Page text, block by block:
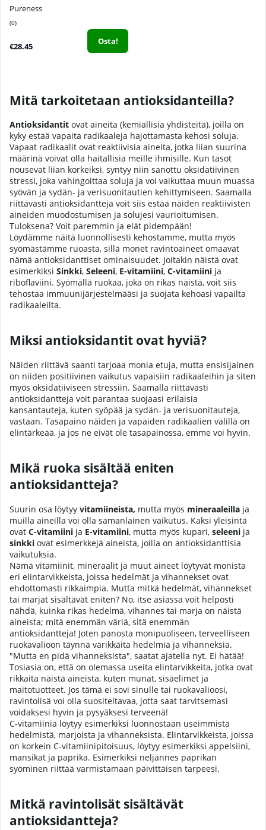
Pureness
0
€28.45 Osta!
Mitä tarkoitetaan antioksidanteilla?
Antioksidantit ovat aineita (kemiallisia yhdisteitä), joilla on
kyky estää vapaita radikaaleja hajottamasta kehosi soluja.
Vapaat radikaalit ovat reaktiivisia aineita, jotka liian suurina
määrinä voivat olla haitallisia meille ihmisille. Kun tasot
nousevat liian korkeiksi, syntyy niin sanottu oksidatiivinen
stressi, joka vahingoittaa soluja ja voi vaikuttaa muun muassa
syövän ja sydän- ja verisuonitautien kehittymiseen. Saamalla
riittävästi antioksidantteja voit siis estää näiden reaktiivisten
aineiden muodostumisen ja solujesi vaurioitumisen.
Tuloksena? Voit paremmin ja elät pidempään!
Löydämme näitä luonnollisesti kehostamme, mutta myös
syömästämme ruoasta, sillä monet ravintoaineet omaavat
nämä antioksidanttiset ominaisuudet. Joitakin näistä ovat
esimerkiksi Sinkki, Seleeni, E-vitamiini, C-vitamiini ja
riboflaviini. Syömällä ruokaa, joka on rikas näistä, voit siis
tehostaa immuunijärjestelmääsi ja suojata kehoasi vapailta
radikaaleilta.
Miksi antioksidantit ovat hyviä?
Näiden riittävä saanti tarjoaa monia etuja, mutta ensisijainen
on niiden positiivinen vaikutus vapaisiin radikaaleihin ja siten
myös oksidatiiviseen stressiin. Saamalla riittävästi
antioksidantteja voit parantaa suojaasi erilaisia
kansantauteja, kuten syöpää ja sydän- ja verisuonitauteja,
vastaan. Tasapaino näiden ja vapaiden radikaalien välillä on
elintärkeää, ja jos ne eivät ole tasapainossa, emme voi hyvin.
Mikä ruoka sisältää eniten
antioksidantteja?
Suurin osa löytyy vitamiineista, mutta myös mineraaleilla ja
muilla aineilla voi olla samanlainen vaikutus. Kaksi yleisintä
ovat C-vitamiini ja E-vitamiini, mutta myös kupari, seleeni ja
sinkki ovat esimerkkejä aineista, joilla on antioksidanttisia
vaikutuksia.
Nämä vitamiinit, mineraalit ja muut aineet löytyvät monista
eri elintarvikkeista, joissa hedelmät ja vihannekset ovat
ehdottomasti rikkaimpia. Mutta mitkä hedelmät, vihannekset
tai marjat sisältävät eniten? No, itse asiassa voit helposti
nähdä, kuinka rikas hedelmä, vihannes tai marja on näistä
aineista; mitä enemmän väriä, sitä enemmän
antioksidantteja! Joten panosta monipuoliseen, terveelliseen
ruokavalioon täynnä värikkäitä hedelmiä ja vihanneksia.
"Mutta en pidä vihanneksista", saatat ajatella nyt. Ei hätää!
Tosiasia on, että on olemassa useita elintarvikkeita, jotka ovat
rikkaita näistä aineista, kuten munat, sisäelimet ja
maitotuotteet. Jos tämä ei sovi sinulle tai ruokavalioosi,
ravintolisä voi olla suositeltavaa, jotta saat tarvitsemasi
voidaksesi hyvin ja pysyäksesi terveenä!
C-vitamiinia löytyy esimerkiksi luonnostaan useimmista
hedelmistä, marjoista ja vihanneksista. Elintarvikkeista, joissa
on korkein C-vitamiinipitoisuus, löytyy esimerkiksi appelsiini,
mansikat ja paprika. Esimerkiksi neljännes paprikan
syöminen riittää varmistamaan päivittäisen tarpeesi.
Mitkä ravintolisät sisältävät
antioksidantteja?